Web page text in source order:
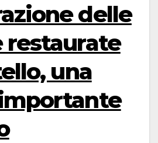
delle
restaurate
una